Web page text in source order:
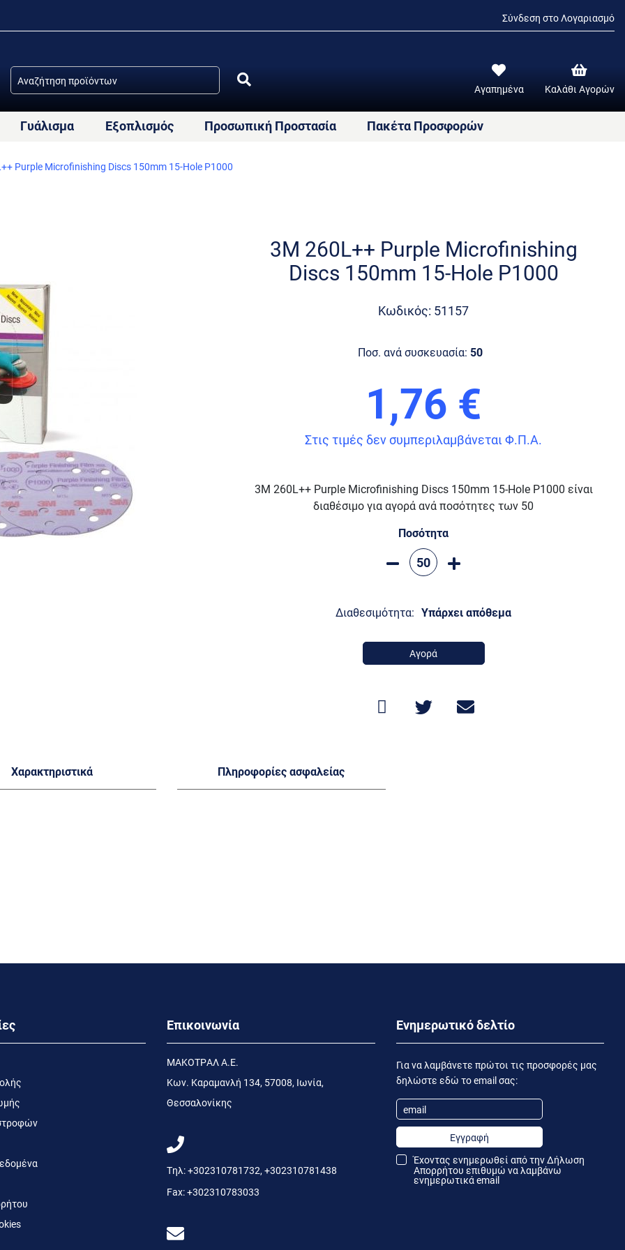
Σύνδεση στο Λογαριασμό
Αγαπημένα Καλάθι Αγορών
Γυάλισμα Εξοπλισμός Προσωπική Προστασία Πακέτα Προσφορών
Purple Microfinishing Discs 150mm 15-Hole P1000
3M 260L++ Purple Microfinishing
Discs 150mm 15-Hole P1000
Κωδικός: 51157
Ποσ. ανά συσκευασία: 50
1,76 €
Στις τιμές δεν συμπεριλαμβάνεται Φ.Π.Α.
3M 260L++ Purple Microfinishing Discs 150mm 15-Hole P1000 είναι
διαθέσιμο για αγορά ανά ποσότητες των 50
Ποσότητα
Διαθεσιμότητα: Υπάρχει απόθεμα
Αγορά
Χαρακτηριστικά Πληροφορίες ασφαλείας
Επικοινωνία
MΑΚΟΤΡΑΛ Α.Ε.
Kων. Kαραμανλή 134, 57008, Ιωνία,
Θεσσαλονίκης
Τηλ:+302310781732, +302310781438
Fax:+302310783033
Ενημερωτικό δελτίο
Για να λαμβάνετε πρώτοι τις προσφορές μας
δηλώστε εδώ το email σας:
Εγγραφή
Έχοντας ενημερωθεί από τηνΔήλωση
Απορρήτου επιθυμώ να λαμβάνω
ενημερωτικά email